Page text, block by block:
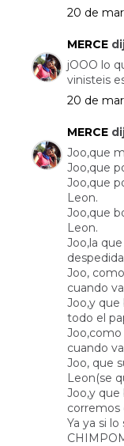
20 de
MERCE
jOOO lo
vinisteis
20 de
MERCE
Joo,que
Joo,que
Joo,que
Leon.
Joo,que
Leon.
Joo,la
Joo,
cuando
Joo,y que
todo el
Joo,como
cuando
Joo, que
Leon(se
Joo,y que
corremos
Ya ya si